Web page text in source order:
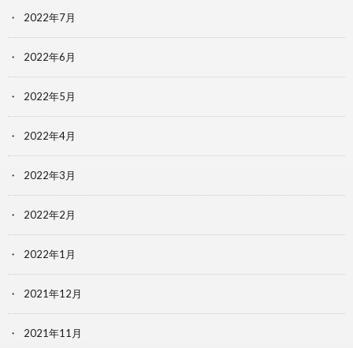
2022年7月
2022年6月
2022年5月
2022年4月
2022年3月
2022年2月
2022年1月
2021年12月
2021年11月